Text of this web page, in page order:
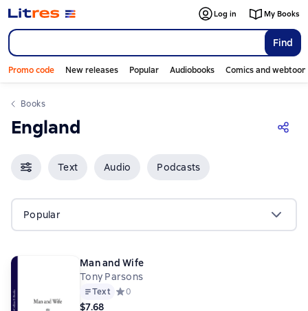
Find
Log in My Books
Promo code New releases Popular Audiobooks Comics and
Books
England
Text Audio Podcasts
Popular
Man and Wife
Tony Parsons
Text Средний рейтинг 0 на основе 0 оценок
0
$7.68